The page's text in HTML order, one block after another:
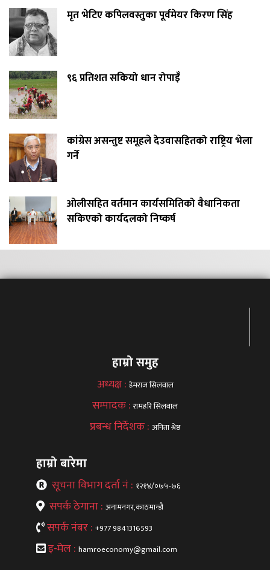
मृत भेटिए कपिलवस्तुका पूर्वमेयर किरण सिंह
९६ प्रतिशत सकियो धान रोपाइँ
कांग्रेस असन्तुष्ट समूहले देउवासहितको राष्ट्रिय भेला
गर्ने
ओलीसहित वर्तमान कार्यसमितिको वैधानिकता
सकिएको कार्यदलको निष्कर्ष
हाम्रो समुह
अध्यक्ष : हेमराज सिलवाल
सम्पादक :रामहरि सिलवाल
प्रबन्ध निर्देशक : अनिता श्रेष्ठ
हाम्रो बारेमा
सूचना विभाग दर्ता नं : १२१४/०७५-७६
सपर्क ठेगाना : अनामनगर,काठमान्डौ
सपर्क नंबर : +977 9841316593
इ-मेल : hamroeconomy@gmail.com